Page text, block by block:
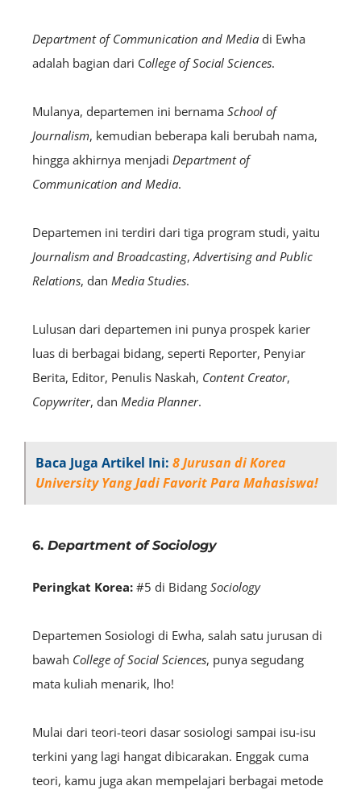
Department of Communication and Media di Ewha
adalah bagian dari College of Social Sciences.
Mulanya, departemen ini bernama School of
Journalism, kemudian beberapa kali berubah nama,
hingga akhirnya menjadi Department of
Communication and Media.
Departemen ini terdiri dari tiga program studi, yaitu
Journalism and Broadcasting,Advertising and Public
Relations, dan Media Studies.
Lulusan dari departemen ini punya prospek karier
luas di berbagai bidang, seperti Reporter, Penyiar
Berita, Editor, Penulis Naskah, ContentCreator,
Copywriter, dan Media Planner.
Baca Juga Artikel Ini: 8 Jurusan di Korea
University Yang Jadi Favorit Para Mahasiswa!
6. Department of Sociology
Peringkat Korea: #5 di Bidang Sociology
Departemen Sosiologi di Ewha, salah satu jurusan di
bawah College of Social Sciences, punya segudang
mata kuliah menarik, lho!
Mulai dari teori-teori dasar sosiologi sampai isu-isu
terkini yang lagi hangat dibicarakan. Enggak cuma
teori, kamu juga akan mempelajari berbagai metode